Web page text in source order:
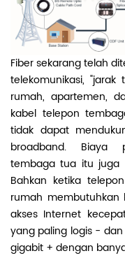
Fiber sekarang telah
telekomunikasi, "jarak
rumah, apartemen,
kabel telepon
tidak dapat
broadband. Biaya
tembaga tua itu juga
Bahkan ketika
rumah membutuhkan
akses Internet
yang paling logis -
gigabit + dengan